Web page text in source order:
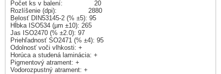
Počet ks v balení: 20
Rozlíšenie (dpi): 2880
Belosť DIN53145-2 (% ±5): 95
Hĺbka ISO534 (µm ±10): 265
Jas ISO2470 (% ±2.0): 97
Priehľadnosť SO2471 (% ±4): 95
Odolnosť voči vlhkosti: +
Horúca a studená laminácia: +
Pigmentový atrament: +
Vodorozpustný atrament: +